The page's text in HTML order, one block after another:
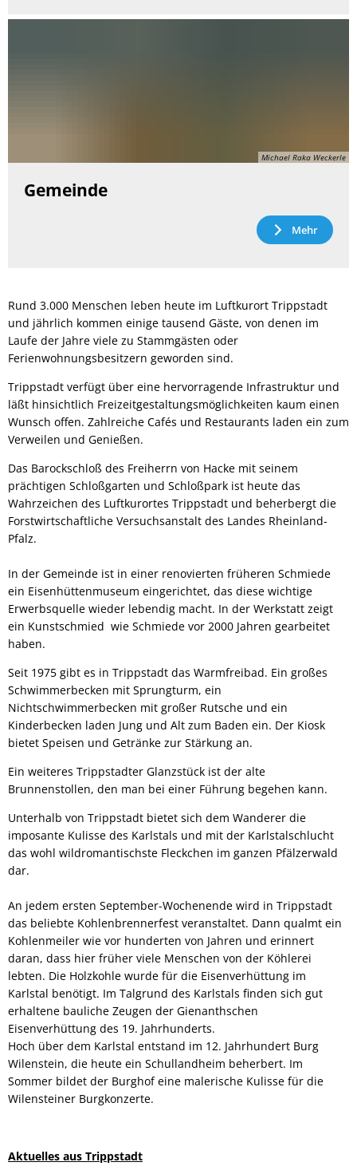
Michael Raka Weckerle
Gemeinde
Mehr
Rund 3.000 Menschen leben heute im Luftkurort Trippstadt
und jährlich kommen einige tausend Gäste, von denen im
Laufe der Jahre viele zu Stammgästen oder
Ferienwohnungsbesitzern geworden sind.
Trippstadt verfügt über eine hervorragende Infrastruktur und
läßt hinsichtlich Freizeitgestaltungsmöglichkeiten kaum einen
Wunsch offen. Zahlreiche Cafés und Restaurants laden ein zum
Verweilen und Genießen.
Das Barockschloß des Freiherrn von Hacke mit seinem
prächtigen Schloßgarten und Schloßpark ist heute das
Wahrzeichen des Luftkurortes Trippstadt und beherbergt die
Forstwirtschaftliche Versuchsanstalt des Landes Rheinland-
Pfalz.
In der Gemeinde ist in einer renovierten früheren Schmiede
ein Eisenhüttenmuseum eingerichtet, das diese wichtige
Erwerbsquelle wieder lebendig macht. In der Werkstatt zeigt
ein Kunstschmied wie Schmiede vor 2000 Jahren gearbeitet
haben.
Seit 1975 gibt es in Trippstadt das Warmfreibad. Ein großes
Schwimmerbecken mit Sprungturm, ein
Nichtschwimmerbecken mit großer Rutsche und ein
Kinderbecken laden Jung und Alt zum Baden ein. Der Kiosk
bietet Speisen und Getränke zur Stärkung an.
Ein weiteres Trippstadter Glanzstück ist der alte
Brunnenstollen, den man bei einer Führung begehen kann.
Unterhalb von Trippstadt bietet sich dem Wanderer die
imposante Kulisse des Karlstals und mit der Karlstalschlucht
das wohl wildromantischste Fleckchen im ganzen Pfälzerwald
dar.
An jedem ersten September-Wochenende wird in Trippstadt
das beliebte Kohlenbrennerfest veranstaltet. Dann qualmt ein
Kohlenmeiler wie vor hunderten von Jahren und erinnert
daran, dass hier früher viele Menschen von der Köhlerei
lebten. Die Holzkohle wurde für die Eisenverhüttung im
Karlstal benötigt. Im Talgrund des Karlstals finden sich gut
erhaltene bauliche Zeugen der Gienanthschen
Eisenverhüttung des 19. Jahrhunderts.
Hoch über dem Karlstal entstand im 12. Jahrhundert Burg
Wilenstein, die heute ein Schullandheim beherbert. Im
Sommer bildet der Burghof eine malerische Kulisse für die
Wilensteiner Burgkonzerte.
Aktuelles aus Trippstadt